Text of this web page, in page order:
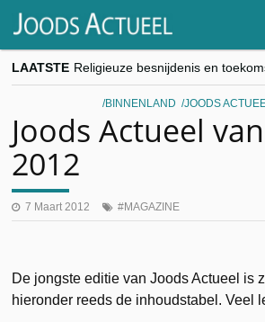
LAATSTE
BINNENLAND JOODS
Joods Actueel
2012
7 Maart 2012 MAGAZINE
De jongste editie van Joods Actueel is
hieronder reeds de inhoudstabel. Veel